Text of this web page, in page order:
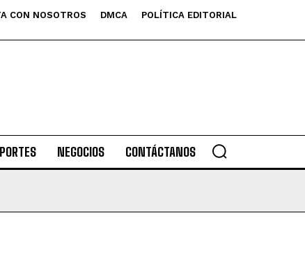
CON NOSOTROS DMCA
POLÍTICA EDITORIAL
NEGOCIOS CONTÁCTANOS